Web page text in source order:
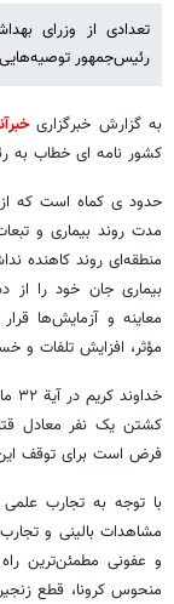
تعدادی از وزرای
رئیس‌جمهور توصیه‌هایی
به گزارش خبرگزاری
کشور نامه ای خطاب به
مدت روند بیماری و
منطقه‌­ای روند کاهنده
بیماری جان خود را از
معاینه و آزمایش­‌ها
مؤثر، افزایش تلفات و
کشتن یک نفر معادل
فرض است برای توقف
با توجه به تجارب
مشاهدات بالینی و
و عفونی مطمئن‌­ترین
منحوس کرونا، قطع